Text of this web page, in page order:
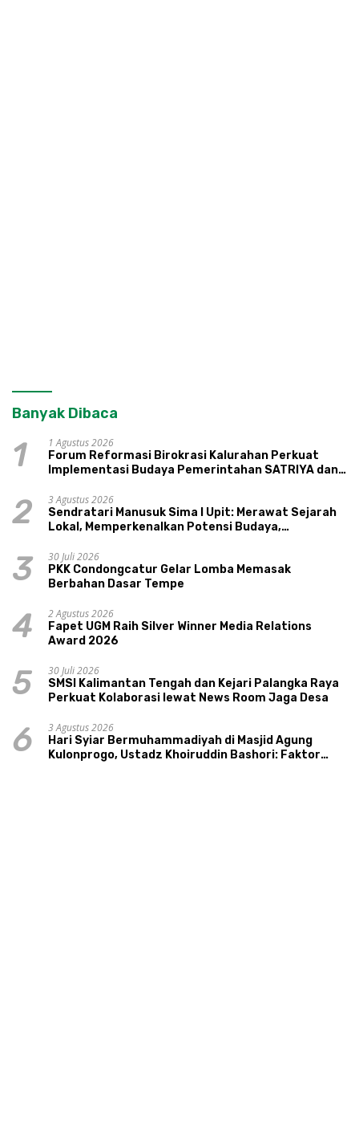
Banyak Dibaca
1
1 Agustus 2026
Forum Reformasi Birokrasi Kalurahan Perkuat
Implementasi Budaya Pemerintahan SATRIYA dan
2
3 Agustus 2026
Sendratari Manusuk Sima I Upit: Merawat Sejarah
Lokal, Memperkenalkan Potensi Budaya,
3
30 Juli 2026
PKK Condongcatur Gelar Lomba Memasak
Berbahan Dasar Tempe
4
2 Agustus 2026
Fapet UGM Raih Silver Winner Media Relations
Award 2026
5
30 Juli 2026
SMSI Kalimantan Tengah dan Kejari Palangka Raya
Perkuat Kolaborasi lewat News Room Jaga Desa
6
3 Agustus 2026
Hari Syiar Bermuhammadiyah di Masjid Agung
Kulonprogo, Ustadz Khoiruddin Bashori: Faktor